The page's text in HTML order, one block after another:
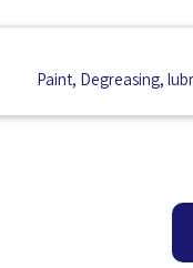
Paint, Degreasing,